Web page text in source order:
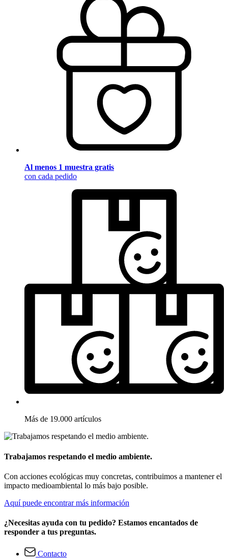
Al menos 1 muestra gratis
con cada pedido
Más de 19.000 artículos
Trabajamos respetando el medio ambiente.
Con acciones ecológicas muy concretas, contribuimos a mantener el
impacto medioambiental lo más bajo posible.
Aquí puede encontrar más información
¿Necesitas ayuda con tu pedido? Estamos encantados de
responder a tus preguntas.
Contacto